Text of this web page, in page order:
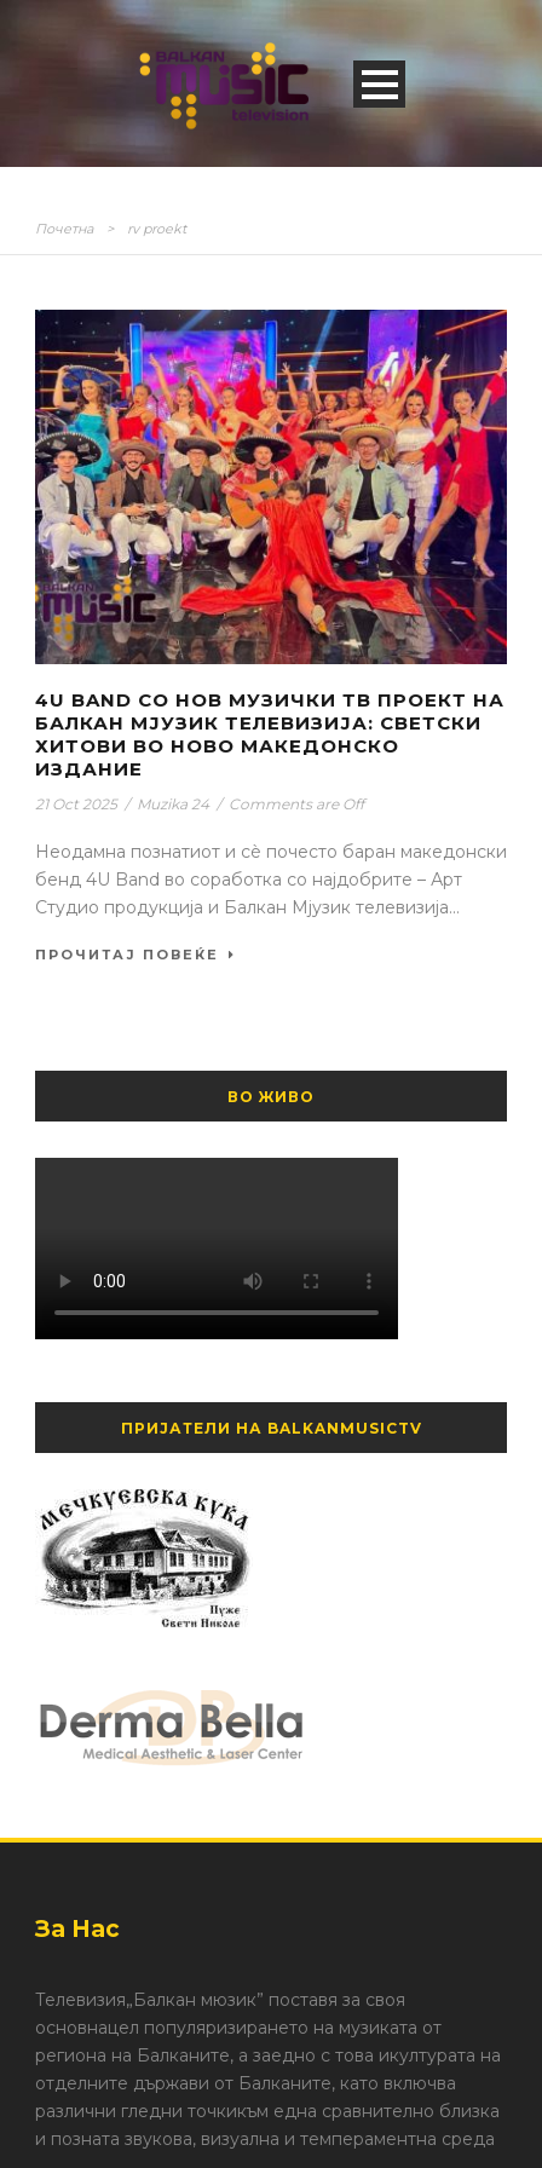
Почетна > rv proekt
4U BAND СО НОВ МУЗИЧКИ ТВ ПРОЕКТ НА
БАЛКАН МЈУЗИК ТЕЛЕВИЗИЈА: СВЕТСКИ
ХИТОВИ ВО НОВО МАКЕДОНСКО
ИЗДАНИЕ
21 Oct 2025 / Muzika 24 / Comments are Off
Неодамна познатиот и сè почесто баран македонски
бенд 4U Band во соработка со најдобрите – Арт
Студио продукција и Балкан Мјузик телевизија...
ПРОЧИТАЈ ПОВЕЌЕ
ВО ЖИВО
ПРИЈАТЕЛИ НА BALKANMUSICTV
За Нас
Телевизия„Балкан мюзик” поставя за своя
основнацел популяризирането на музиката от
региона на Балканите, а заедно с това икултурата на
отделните държави от Балканите, като включва
различни гледни точкикъм една сравнително близка
и позната звукова, визуална и темпераментна среда